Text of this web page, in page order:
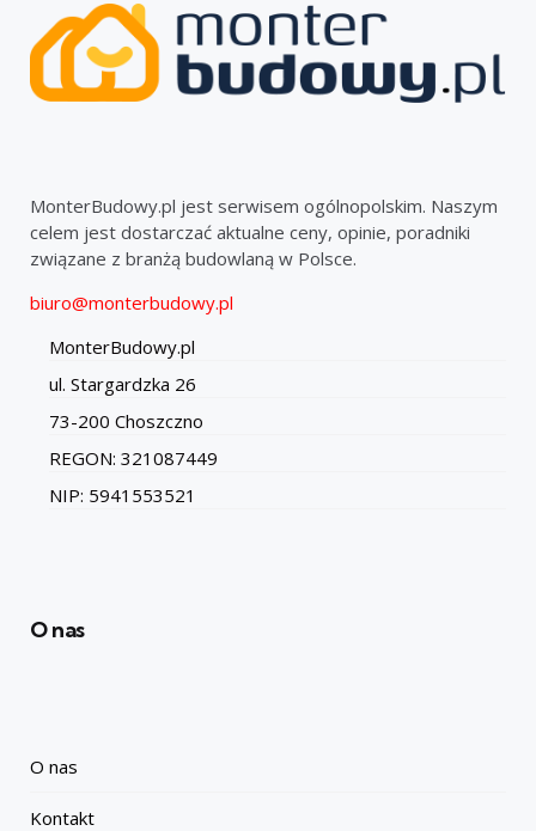
MonterBudowy.pl jest serwisem ogólnopolskim. Naszym
celem jest dostarczać aktualne ceny, opinie, poradniki
związane z branżą budowlaną w Polsce.
biuro@monterbudowy.pl
MonterBudowy.pl
ul. Stargardzka 26
73-200 Choszczno
REGON: 321087449
NIP: 5941553521
O nas
O nas
Kontakt